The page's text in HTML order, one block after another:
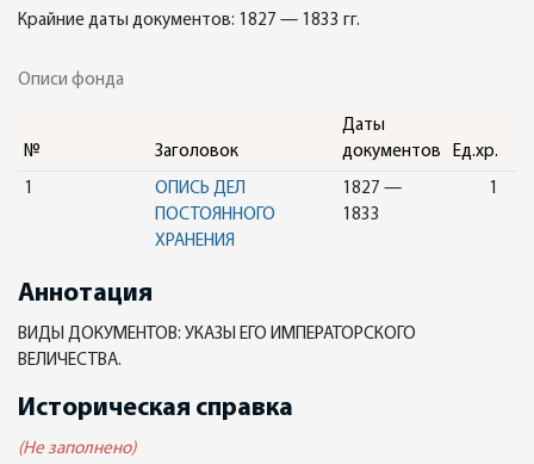
Крайние даты документов: 1827 — 1833 гг.
Описи фонда
№ Заголовок
Даты
документов
Ед.хр.
1
ОПИСЬ ДЕЛ
ПОСТОЯННОГО
ХРАНЕНИЯ
1827 —
1833
1
Аннотация
ВИДЫ ДОКУМЕНТОВ: УКАЗЫ ЕГО ИМПЕРАТОРСКОГО
ВЕЛИЧЕСТВА.
Историческая справка
(Не заполнено)